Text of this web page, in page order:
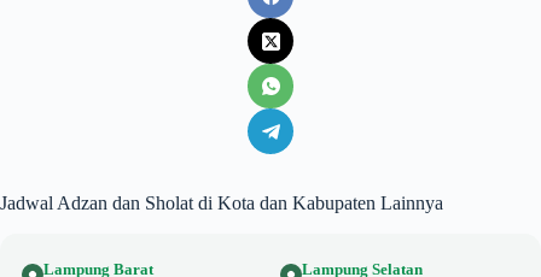
Jadwal Adzan dan Sholat di Kota dan Kabupaten Lainnya
Lampung Barat Lampung Selatan